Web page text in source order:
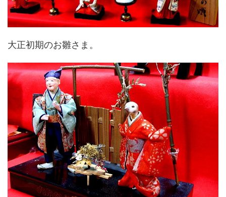
大正初期のお雛さま。